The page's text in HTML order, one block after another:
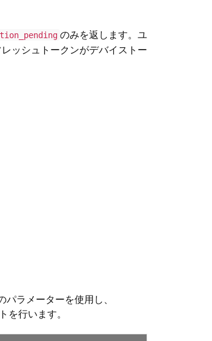
のみを返します。ユ
ッシュトークンがデバイストー
ラメーターを使用し、
を行います。